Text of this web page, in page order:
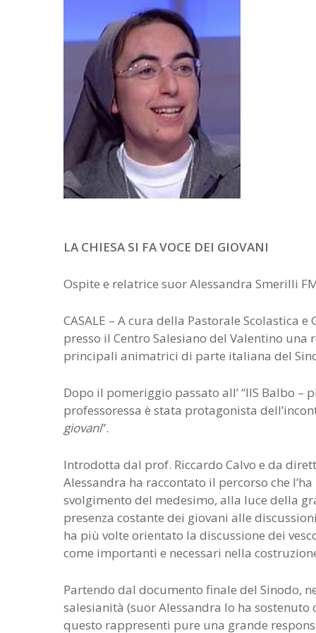
LA CHIESA SI FA VOCE DEI GIOVANI
Ospite e relatrice suor Alessandra Smerilli
CASALE – A cura della Pastorale Scolastica
presso il Centro Salesiano del Valentino una
principali animatrici di parte italiana del
Dopo il pomeriggio passato all’ “IIS Balbo –
professoressa è stata protagonista
giovani”.
Introdotta dal prof. Riccardo Calvo e da
Alessandra ha raccontato il percorso che
svolgimento del medesimo, alla luce della
presenza costante dei giovani alle
ha più volte orientato la discussione dei
come importanti e necessari nella
Partendo dal documento finale del Sinodo,
salesianità (suor Alessandra lo ha
questo rappresenti pure una grande